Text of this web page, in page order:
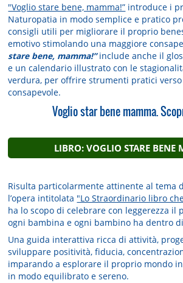
"Voglio stare bene, mamma!” introduce i
Naturopatia in modo semplice e pratico
consigli utili per migliorare il proprio
emotivo stimolando una maggiore
stare bene, mamma!” include anche il
e un calendario illustrato con le
verdura, per offrire strumenti pratici
consapevole.
Voglio star bene mamma.
LIBRO: VOGLIO STARE BENE
Risulta particolarmente attinente al tema
l’opera intitolata "Lo Straordinario libro
ha lo scopo di celebrare con leggerezza il
ogni bambina e ogni bambino ha dentro
Una guida interattiva ricca di attività,
sviluppare positività, fiducia,
imparando a esplorare il proprio mondo
in modo equilibrato e sereno.